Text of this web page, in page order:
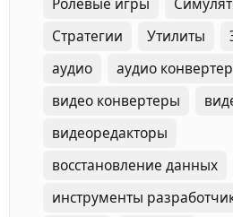
Стратегии
Утилиты
аудио
аудио
видео конвертеры
видеоредакторы
восстановление данных
инструменты